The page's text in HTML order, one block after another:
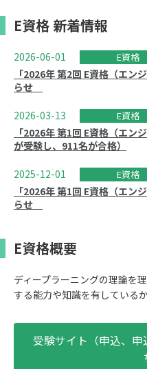
E資格 新着情報
2026-06-01 E資格
「2026年 第2回 E資格（エン
らせ
2026-03-13 E資格
「2026年 第1回 E資格（エン
が受験し、911名が合格）
2025-12-01 E資格
「2026年 第1回 E資格（エン
らせ
E資格概要
ディープラーニングの理論を
する能力や知識を有している
受験サイト（申込、